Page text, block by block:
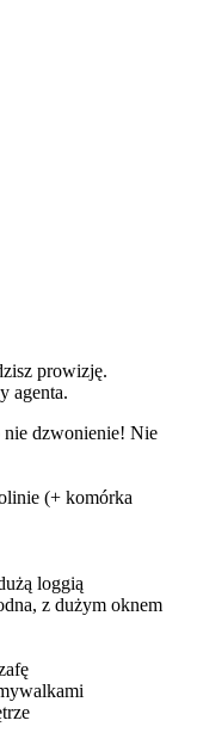
prowizję.
agenta.
dzwonienie! Nie
(+ komórka
loggią
z dużym oknem